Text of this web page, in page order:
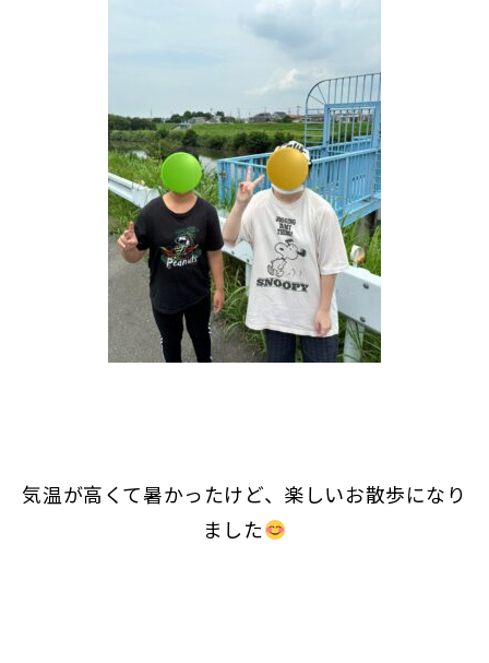
気温が高くて暑かったけど、楽しいお散歩になり
ました